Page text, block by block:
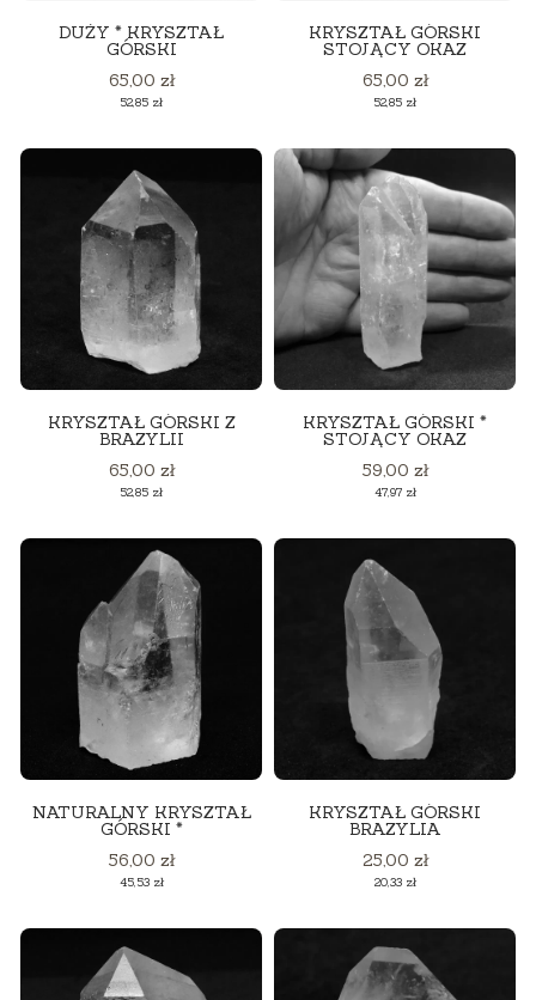
DUŻY * KRYSZTAŁ
GÓRSKI
Cena
65,00 zł
Cena
52,85 zł
KRYSZTAŁ GÓRSKI
STOJĄCY OKAZ
Cena
65,00 zł
Cena
52,85 zł
KRYSZTAŁ GÓRSKI Z
BRAZYLII
Cena
65,00 zł
Cena
52,85 zł
KRYSZTAŁ GÓRSKI *
STOJĄCY OKAZ
Cena
59,00 zł
Cena
47,97 zł
NATURALNY KRYSZTAŁ
GÓRSKI *
Cena
56,00 zł
Cena
45,53 zł
KRYSZTAŁ GÓRSKI
BRAZYLIA
Cena
25,00 zł
Cena
20,33 zł